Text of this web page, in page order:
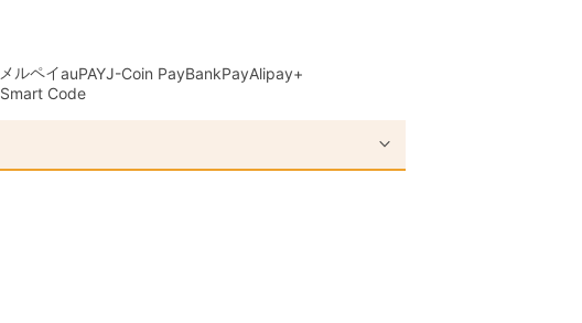
メルペイauPAYJ-Coin PayBankPayAlipay+
Smart Code